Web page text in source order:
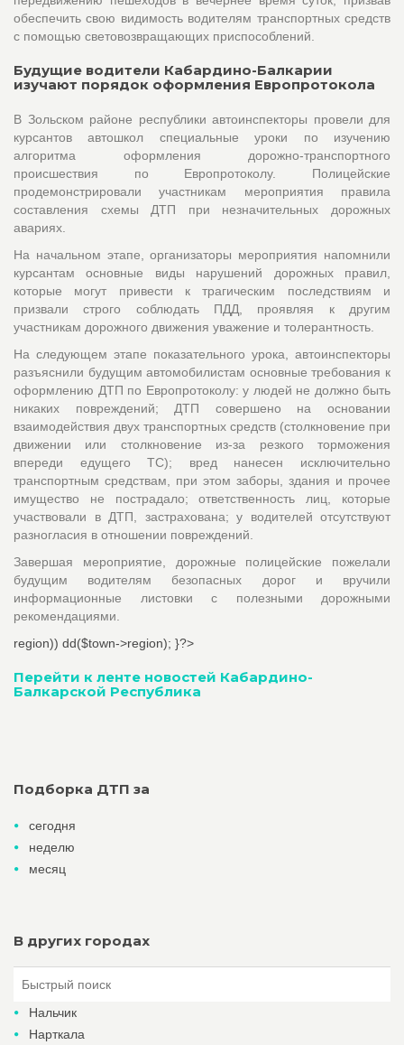
обеспечить свою видимость водителям транспортных средств
с помощью световозвращающих приспособлений.
Будущие водители Кабардино-Балкарии
изучают порядок оформления Европротокола
В Зольском районе республики автоинспекторы провели для
курсантов автошкол специальные уроки по изучению
алгоритма оформления дорожно-транспортного
происшествия по Европротоколу. Полицейские
продемонстрировали участникам мероприятия правила
составления схемы ДТП при незначительных дорожных
авариях.
На начальном этапе, организаторы мероприятия напомнили
курсантам основные виды нарушений дорожных правил,
которые могут привести к трагическим последствиям и
призвали строго соблюдать ПДД, проявляя к другим
участникам дорожного движения уважение и толерантность.
На следующем этапе показательного урока, автоинспекторы
разъяснили будущим автомобилистам основные требования к
оформлению ДТП по Европротоколу: у людей не должно быть
никаких повреждений; ДТП совершено на основании
взаимодействия двух транспортных средств (столкновение при
движении или столкновение из-за резкого торможения
впереди едущего ТС); вред нанесен исключительно
транспортным средствам, при этом заборы, здания и прочее
имущество не пострадало; ответственность лиц, которые
участвовали в ДТП, застрахована; у водителей отсутствуют
разногласия в отношении повреждений.
Завершая мероприятие, дорожные полицейские пожелали
будущим водителям безопасных дорог и вручили
информационные листовки с полезными дорожными
рекомендациями.
region)) dd($town->region); }?>
Перейти к ленте новостей Кабардино-
Балкарской Республика
Подборка ДТП за
сегодня
неделю
месяц
В других городах
Нальчик
Нарткала